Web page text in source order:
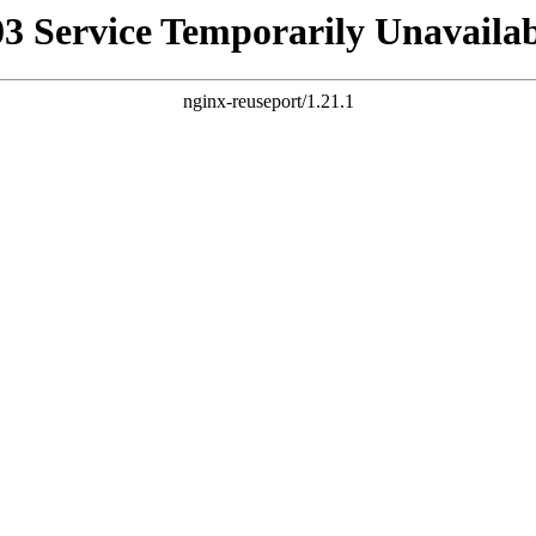
Service Temporarily
nginx-reuseport/1.21.1